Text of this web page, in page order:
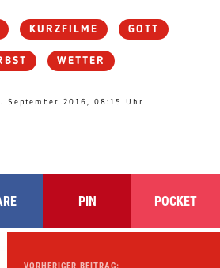
KURZFILME GOTT
WETTER
September 2016, 08:15 Uhr
PIN POCKET
VORHERIGER BEITRAG: